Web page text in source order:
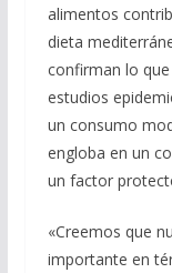
alimentos
dieta
confirman lo
estudios
un consumo
engloba en un
un factor
«Creemos que
importante en